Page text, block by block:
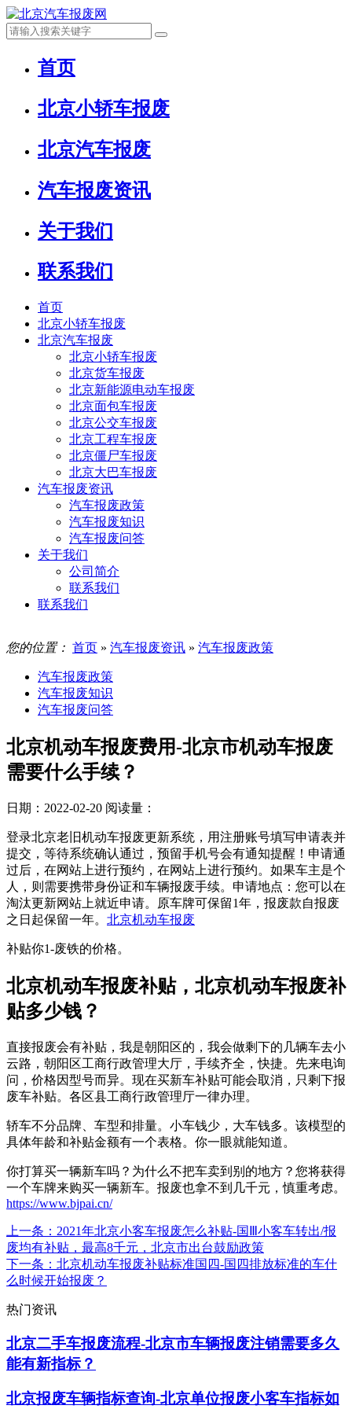
首页
北京小轿车报废
北京汽车报废
汽车报废资讯
关于我们
联系我们
首页
北京小轿车报废
北京汽车报废
北京小轿车报废
北京货车报废
北京新能源电动车报废
北京面包车报废
北京公交车报废
北京工程车报废
北京僵尸车报废
北京大巴车报废
汽车报废资讯
汽车报废政策
汽车报废知识
汽车报废问答
关于我们
公司简介
联系我们
联系我们
您的位置： 首页 » 汽车报废资讯 » 汽车报废政策
汽车报废政策
汽车报废知识
汽车报废问答
北京机动车报废费用-北京市机动车报废
需要什么手续？
日期：2022-02-20 阅读量：
登录北京老旧机动车报废更新系统，用注册账号填写申请表并
提交，等待系统确认通过，预留手机号会有通知提醒！申请通
过后，在网站上进行预约，在网站上进行预约。如果车主是个
人，则需要携带身份证和车辆报废手续。申请地点：您可以在
淘汰更新网站上就近申请。原车牌可保留1年，报废款自报废
之日起保留一年。 北京机动车报废
补贴你1-废铁的价格。
​北京机动车报废补贴，北京机动车报废补
贴多少钱？
直接报废会有补贴，我是朝阳区的，我会做剩下的几辆车去小
云路，朝阳区工商行政管理大厅，手续齐全，快捷。先来电询
问，价格因型号而异。现在买新车补贴可能会取消，只剩下报
废车补贴。各区县工商行政管理厅一律办理。
轿车不分品牌、车型和排量。小车钱少，大车钱多。该模型的
具体年龄和补贴金额有一个表格。你一眼就能知道。
你打算买一辆新车吗？为什么不把车卖到别的地方？您将获得
一个车牌来购买一辆新车。报废也拿不到几千元，慎重考虑。
https://www.bjpai.cn/
上一条 ：2021年北京小客车报废怎么补贴-国Ⅲ小客车转出/报
废均有补贴，最高8千元，北京市出台鼓励政策
下一条 ：北京机动车报废补贴标准国四-国四排放标准的车什
么时候开始报废？
热门资讯
北京二手车报废流程-北京市车辆报废注销需要多久
能有新指标？
北京报废车辆指标查询-北京单位报废小客车指标如